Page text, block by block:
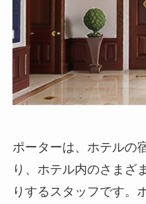
ポーターは、ホテルの
り、ホテル内のさまざ
りするスタッフです。